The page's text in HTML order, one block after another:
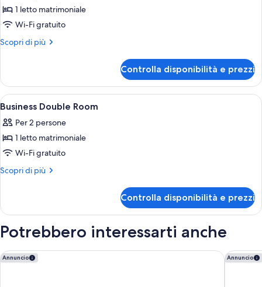
foto
per
Executive
Double
Bed
1 letto matrimoniale
Wi-Fi gratuito
Scopri di più
Altri
Apartment,
Double
Controlla disponibilità e prezzi
Apri
tutte
le
foto
per
Business
Una camera d'albergo con un letto,
5
Business Double Room
Per 2 persone
1 letto matrimoniale
Wi-Fi gratuito
Scopri di più
Altri
Double
Controlla disponibilità e prezzi
Potrebbero interessarti anche
Annuncio
Mercure Wien City Annuncio
Novotel